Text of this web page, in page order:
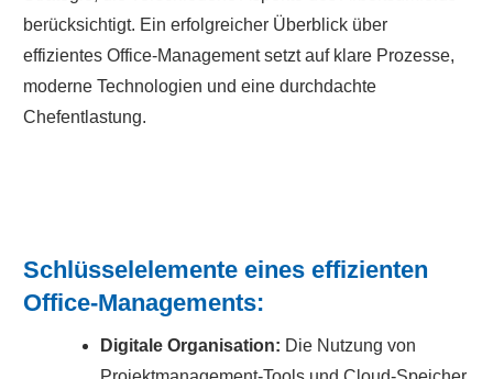
berücksichtigt. Ein erfolgreicher Überblick über
effizientes Office-Management setzt auf klare Prozesse,
moderne Technologien und eine durchdachte
Chefentlastung.
Schlüsselelemente eines effizienten
Office-Managements:
Digitale Organisation: Die Nutzung von